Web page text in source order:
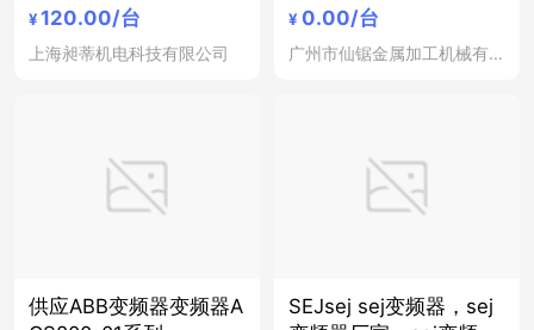
¥ 120.00/台
上海昶蒂机电科技有限公司
¥ 0.00/台
广州市仙锯金属加工机械有限公司
供应ABB变频器变频器A
SEJsej sej变频器，sej